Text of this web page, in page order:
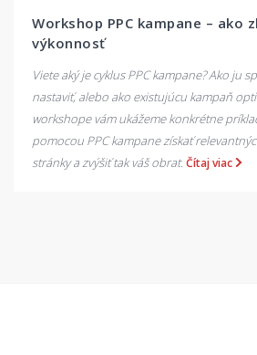
Workshop PPC kampane – ako
výkonnosť
Viete aký je cyklus PPC kampane? Ako ju
nastaviť, alebo ako existujúcu kampaň
workshope vám ukážeme konkrétne
pomocou PPC kampane získať
stránky a zvýšiť tak váš obrat. Čítaj viac